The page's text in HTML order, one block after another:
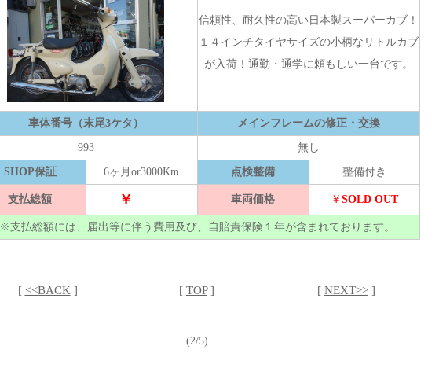
信頼性、耐久性の高い日本製スーパーカブ！
１４インチタイヤサイズの小柄なリトルカブ
が入荷！通勤・通学に頼もしい一台です。
車体番号（末尾3ケタ） メインフレームの修正・交換
993 無し
SHOP保証 6ヶ月or3000Km 点検整備 整備付き
支払総額 ￥ 車両価格 ￥ SOLD OUT
※支払総額には、届出等に伴う費用及び、自賠責保険１年が含まれております。
[ <<BACK ] [ TOP] [ NEXT>>]
(2/5)